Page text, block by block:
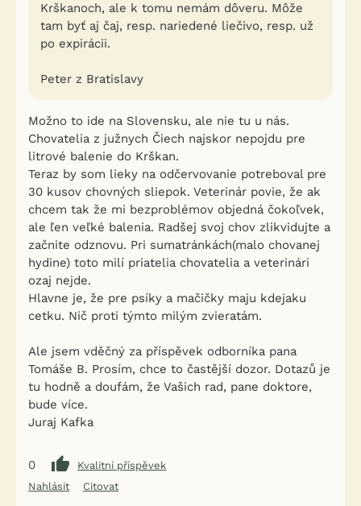
Krškanoch, ale k tomu nemám dôveru. Môže
tam byť aj čaj, resp. nariedené liečivo, resp. už
po expirácii.
Peter z Bratislavy
Možno to ide na Slovensku, ale nie tu u nás.
Chovatelia z južnych Čiech najskor nepojdu pre
litrové balenie do Krškan.
Teraz by som lieky na odčervovanie potreboval pre
30 kusov chovných sliepok. Veterinár povie, že ak
chcem tak že mi bezproblémov objedná čokoľvek,
ale ľen veľké balenia. Radšej svoj chov zlikvidujte a
začnite odznovu. Pri sumatránkách(malo chovanej
hydine) toto milí priatelia chovatelia a veterinári
ozaj nejde.
Hlavne je, že pre psíky a mačičky maju kdejaku
cetku. Nič proti týmto milým zvieratám.
Ale jsem vděčný za příspěvek odborníka pana
Tomáše B. Prosím, chce to častější dozor. Dotazů je
tu hodně a doufám, že Vašich rad, pane doktore,
bude více.
Juraj Kafka
0
Kvalitní příspěvek
Nahlásit
Citovat